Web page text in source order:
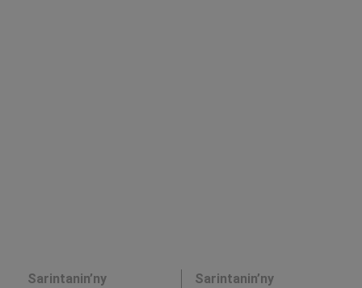
Sarintanin’ny
Sarintanin’ny